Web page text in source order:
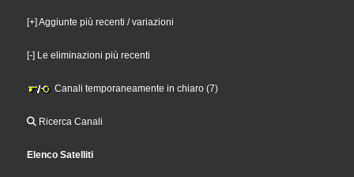
[+] Aggiunte più recenti / variazioni
[-] Le eliminazioni più recenti
Canali temporaneamente in chiaro (7)
Ricerca Canali
Elenco Satelliti